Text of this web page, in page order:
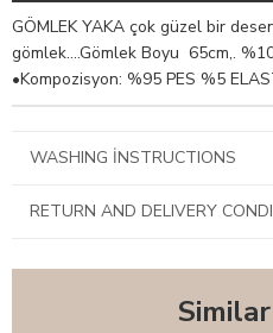
GÖMLEK YAKA çok güzel bir
gömlek....Gömlek Boyu 65cm,.
•Kompozisyon: %95 PES %5
WASHING İNSTRUCTIONS
RETURN AND DELIVERY